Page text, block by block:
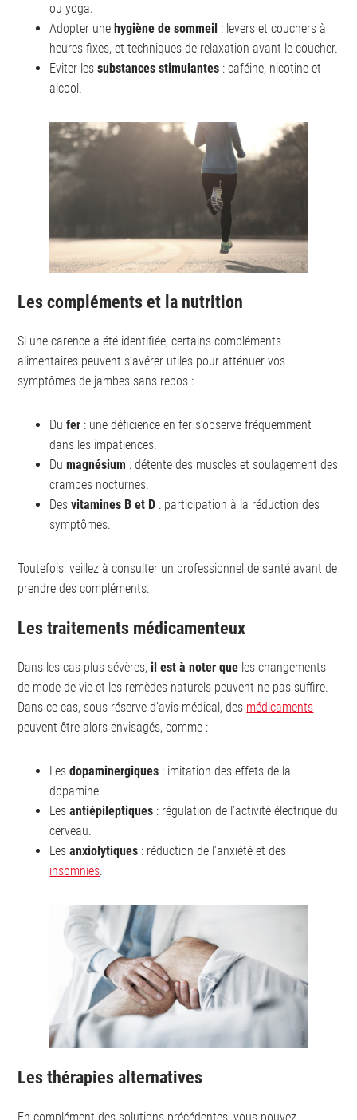
ou yoga.
Adopter unehygiène de sommeil : levers et couchers à
heures fixes, et techniques de relaxation avant le coucher.
Éviter lessubstances stimulantes : caféine, nicotine et
alcool.
Les compléments et la nutrition
Si une carence a été identifiée, certains compléments
alimentaires peuvent s’avérer utiles pour atténuer vos
symptômes de jambes sans repos :
Dufer : une déficience en fer s’observe fréquemment
dans les impatiences.
Dumagnésium : détente des muscles et soulagement des
crampes nocturnes.
Desvitamines B et D : participation à la réduction des
symptômes.
Toutefois, veillez à consulter un professionnel de santé avant de
prendre des compléments.
Les traitements médicamenteux
Dans les cas plus sévères,il est à noter que les changements
de mode de vie et les remèdes naturels peuvent ne pas suffire.
Dans ce cas, sous réserve d’avis médical, des médicaments
peuvent être alors envisagés, comme :
Lesdopaminergiques : imitation des effets de la
dopamine.
Les antiépileptiques : régulation de l’activité électrique du
cerveau.
Lesanxiolytiques : réduction de l’anxiété et des
insomnies.
Les thérapies alternatives
En complément des solutions précédentes, vous pouvez